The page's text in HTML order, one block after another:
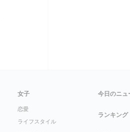
女子
恋愛
ライフスタイル
今日のニュ
ランキング